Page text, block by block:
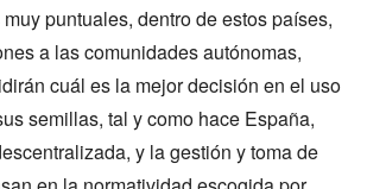
puntuales, dentro de estos países,
a las comunidades autónomas,
cuál es la mejor decisión en el uso
semillas, tal y como hace España,
y la gestión y toma de